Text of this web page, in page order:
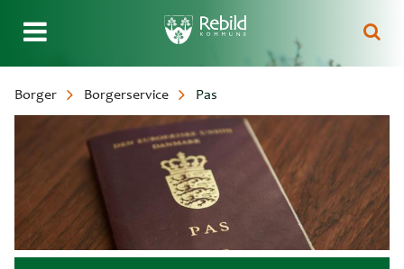
hovedindhold
Brødkrumme
Borger Borgerservice Pas